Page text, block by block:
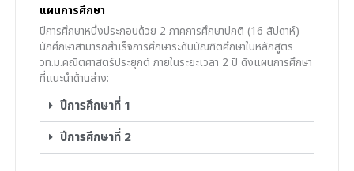
แผนการศึกษา
ปีการศึกษาหนึ่งประกอบด้วย 2 ภาคการศึกษาปกติ (16 สัปดาห์)
นักศึกษาสามารถสำเร็จการศึกษาระดับบัณฑิตศึกษาในหลักสูตร
วท.ม.คณิตศาสตร์ประยุกต์ ภายในระยะเวลา 2 ปี ดังแผนการศึกษา
ที่แนะนำด้านล่าง:
ปีการศึกษาที่ 1
ปีการศึกษาที่ 2